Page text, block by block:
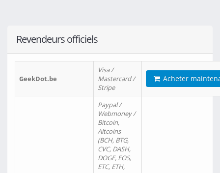
Revendeurs officiels
GeekDot.be
Visa /
Mastercard /
Stripe
Acheter
Paypal /
Webmoney /
Bitcoin,
Altcoins
(BCH, BTG,
CVC, DASH,
DOGE, EOS,
ETC, ETH,